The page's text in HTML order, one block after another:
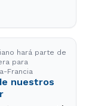
hará parte de
para
Francia
nuestros